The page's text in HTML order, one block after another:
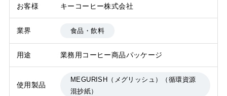
お客様 キーコーヒー株式会社
業界 食品・飲料
用途 業務用コーヒー商品パッケージ
使用製品
MEGURISH（メグリッシュ）（循環資源
混抄紙）